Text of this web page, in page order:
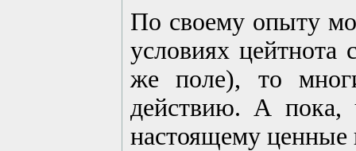
По своему опыту
условиях цейтнота
же поле), то
действию. А пока,
настоящему ценные